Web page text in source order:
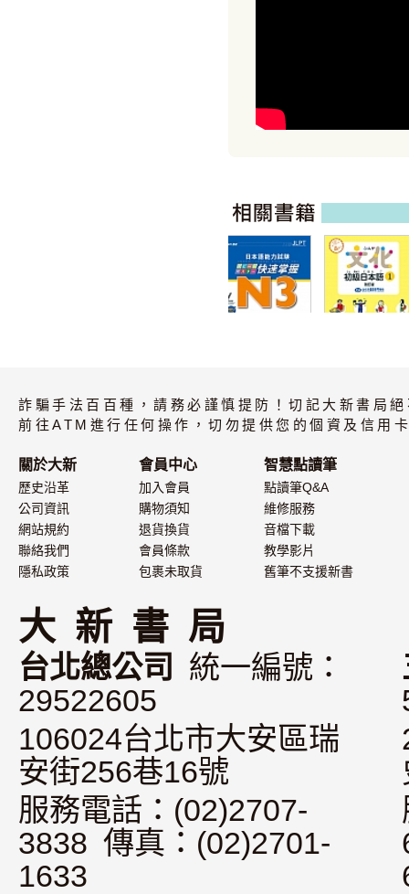
CD（不附書）
詐騙手法百百種，請務必謹慎提防！切記大新書局
前往ATM進行任何操作，切勿提供您的個資及信用
關於大新
歷史沿革
公司資訊
網站規約
聯絡我們
隱私政策
會員中心
加入會員
購物須知
退貨換貨
會員條款
包裹未取貨
智慧點讀筆
點讀筆Q&A
維修服務
音檔下載
教學影片
舊筆不支援新書
大 新 書 局
台北總公司
統一編號：
29522605
106024台北市大安區瑞
安街256巷16號
服務電話：(02)2707-
3838 傳真：(02)2701-
1633